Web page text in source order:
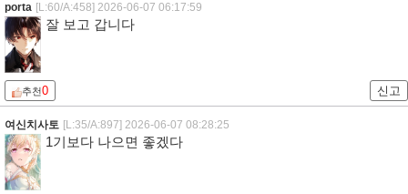
porta [L:60/A:458] 2026-06-07 06:17:59
잘 보고 갑니다
추천0 신고
여신치사토 [L:35/A:897] 2026-06-07 08:28:25
1기보다 나으면 좋겠다